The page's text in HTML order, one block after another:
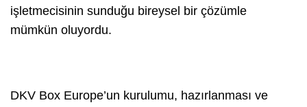
işletmecisinin sunduğu bireysel bir çözümle
mümkün oluyordu.
DKV Box Europe’un kurulumu, hazırlanması ve